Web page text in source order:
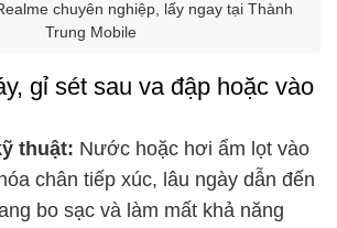
chuyên nghiệp, lấy ngay tại Thành
Trung Mobile
gỉ sét sau va đập hoặc vào
thuật: Nước hoặc hơi ẩm lọt vào
chân tiếp xúc, lâu ngày dẫn đến
bo sạc và làm mất khả năng